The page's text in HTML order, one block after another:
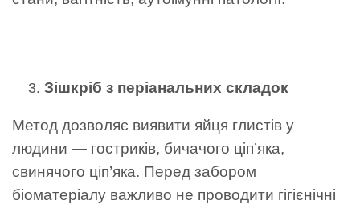
Зішкріб з періанальних складок
Метод дозволяє виявити яйця глистів у
людини — гостриків, бичачого ціп’яка,
свинячого ціп’яка. Перед забором
біоматеріалу важливо не проводити гігієнічні